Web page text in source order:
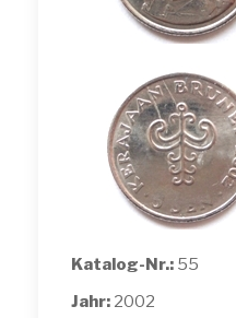
Katalog-Nr.: 55
Jahr: 2002